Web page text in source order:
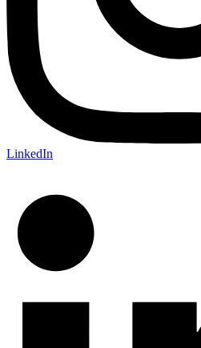
LinkedIn